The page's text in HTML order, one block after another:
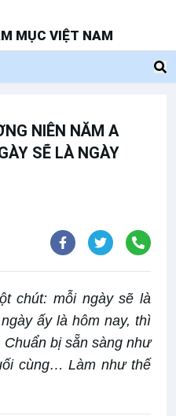
MỤC VIỆT NAM
NIÊN NĂM A
SẼ LÀ NGÀY
chút: mỗi ngày sẽ là
ấy là hôm nay, thì
bị sẵn sàng như
cùng… Làm như thế